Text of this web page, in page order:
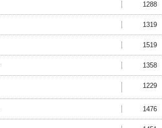
1288
1319
1519
1358
1229
1476